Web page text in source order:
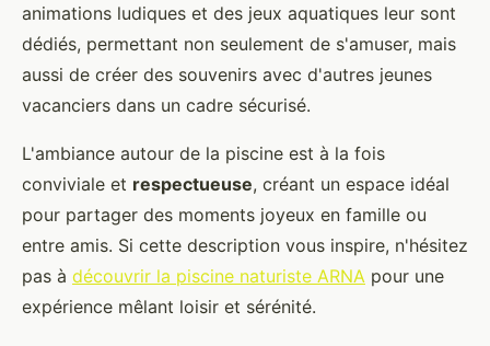
animations ludiques et des jeux aquatiques leur sont
dédiés, permettant non seulement de s'amuser, mais
aussi de créer des souvenirs avec d'autres jeunes
vacanciers dans un cadre sécurisé.
L'ambiance autour de la piscine est à la fois
conviviale et respectueuse, créant un espace idéal
pour partager des moments joyeux en famille ou
entre amis. Si cette description vous inspire, n'hésitez
pas à découvrir la piscine naturiste ARNA pour une
expérience mêlant loisir et sérénité.